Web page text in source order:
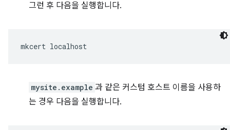
그런 후 다음을 실행합니다.
mkcert
mysite.example 과 같은 커스텀 호스트 이름을 사용하
는 경우 다음을 실행합니다.